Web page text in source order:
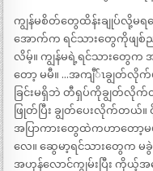
ကျွန်မစိတ်တွေထိန်းချုပ်လို့မ
အောက်က ရင်သားတွေကိုဖျစ်
လိမ့်။ ကျွန်မရဲ့ရင်သားတွေက
တော့ မမီ။ …အကျီ်ၤချွတ်လိုက်
ခြင်းမရှိဘဲ တီရှပ်ကိုချွတ်လိုက်
ဖြုတ်ပြီး ချွတ်ပေးလိုက်တယ်။ ဝို
အပြာကားတွေထဲကဟာတော့မ
လေ။ ဆွေမာ့ရင်သားတွေက မခွဲ
အဟုန်လောင်ကျွမ်းပြီး ကိုယ့်